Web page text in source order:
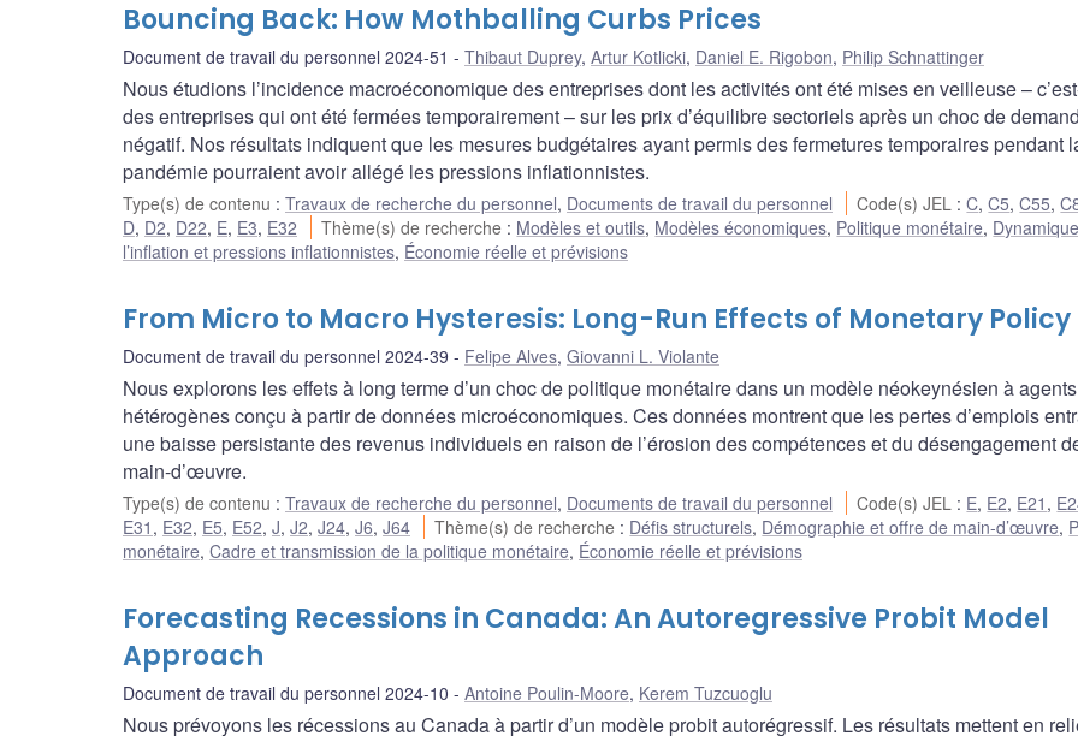
Bouncing Back: How Mothballing Curbs Prices
Document de travail du personnel 2024-51 Thibaut Duprey, Artur Kotlicki, Daniel E. Rigobon, Philip Schnattinger
Nous étudions l’incidence macroéconomique des entreprises dont les activités ont été mises en veilleuse –
des entreprises qui ont été fermées temporairement – sur les prix d’équilibre sectoriels après un choc de
négatif. Nos résultats indiquent que les mesures budgétaires ayant permis des fermetures temporaires pendant
pandémie pourraient avoir allégé les pressions inflationnistes.
Type(s) de contenu : Travaux de recherche du personnel, Documents de travail du personnel Code(s) JEL :C,C5,C55,
D, D2, D22, E, E3, E32 Thème(s) de recherche : Modèles et outils, Modèles économiques, Politique monétaire,
l’inflation et pressions inflationnistes, Économie réelle et prévisions
From Micro to Macro Hysteresis: Long-Run Effects of Monetary Policy
Document de travail du personnel 2024-39 Felipe Alves, Giovanni L. Violante
Nous explorons les effets à long terme d’un choc de politique monétaire dans un modèle néokeynésien à agents
hétérogènes conçu à partir de données microéconomiques. Ces données montrent que les pertes d’emplois
une baisse persistante des revenus individuels en raison de l’érosion des compétences et du désengagement
main-d’œuvre.
Type(s) de contenu : Travaux de recherche du personnel, Documents de travail du personnel Code(s) JEL : E, E2, E21 ,
E31 , E32, E5, E52, J, J2, J24, J6, J64 Thème(s) de recherche : Défis structurels, Démographie et offre de main-d’œuvre,
monétaire, Cadre et transmission de la politique monétaire, Économie réelle et prévisions
Forecasting Recessions in Canada: An Autoregressive Probit Model
Approach
Document de travail du personnel 2024-10 Antoine Poulin-Moore, Kerem Tuzcuoglu
Nous prévoyons les récessions au Canada à partir d’un modèle probit autorégressif. Les résultats mettent en